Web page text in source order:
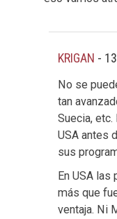
KRIGAN -
No se
tan
Suecia, etc.
USA antes
sus
En USA
más que
ventaja. Ni